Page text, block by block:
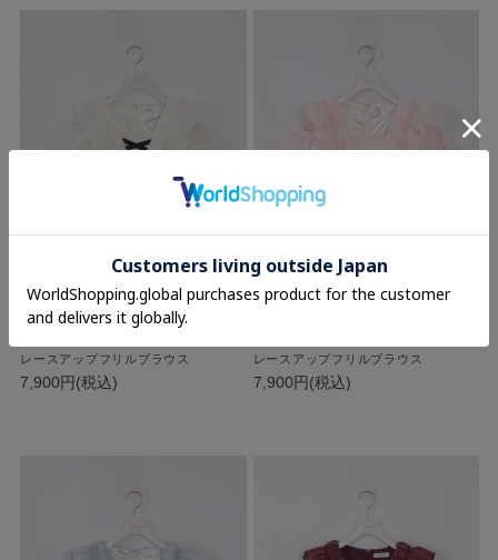
レースアップフリルブラウス
7,900円(税込)
レースアップフリルブラウス
7,900円(税込)